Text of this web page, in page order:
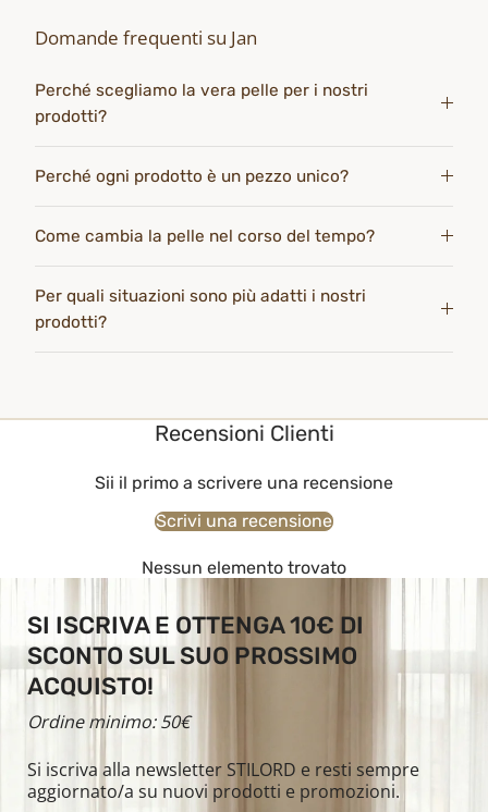
Domande frequenti su Jan
Perché scegliamo la vera pelle per i nostri
prodotti?
Perché ogni prodotto è un pezzo unico?
Come cambia la pelle nel corso del tempo?
Per quali situazioni sono più adatti i nostri
prodotti?
Recensioni Clienti
Sii il primo a scrivere una recensione
Scrivi una recensione
Nessun elemento trovato
SI ISCRIVA E OTTENGA 10€ DI
SCONTO SUL SUO PROSSIMO
ACQUISTO!
Ordine minimo: 50€
Si iscriva alla newsletter STILORD e resti sempre
aggiornato/a su nuovi prodotti e promozioni.